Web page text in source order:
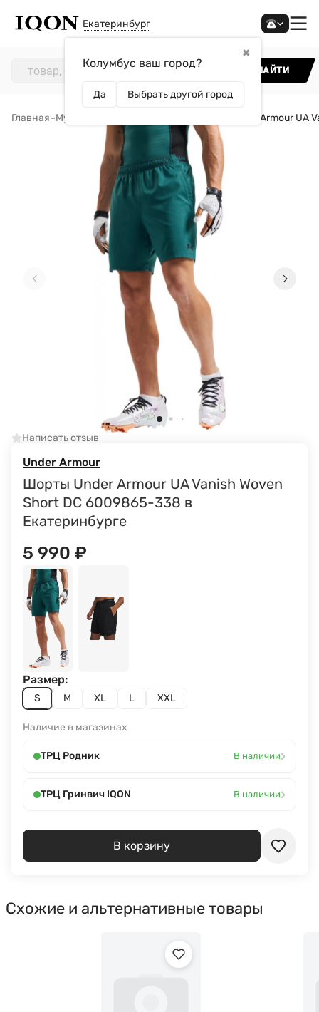
Екатеринбург
✖
Колумбус ваш город?
Да Выбрать другой город
НАЙТИ
Главная–Мужчинам Шорты Under Armour UA
Написать отзыв
Under Armour
Шорты Under Armour UA Vanish Woven
Short DC 6009865-338 в
Екатеринбурге
5 990 ₽
S M XL L XXL
Размер:
Наличие в магазинах
ТРЦ Родник В наличии›
ТРЦ Гринвич IQON В наличии›
В корзину
Схожие и альтернативные товары